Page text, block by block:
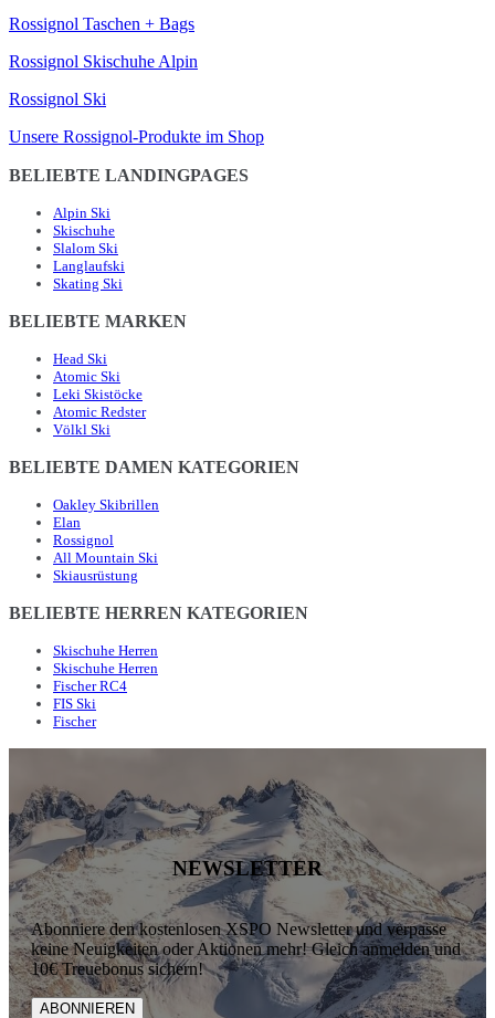
Rossignol Taschen + Bags
Rossignol Skischuhe Alpin
Rossignol Ski
Unsere Rossignol-Produkte im Shop
BELIEBTE LANDINGPAGES
Alpin Ski
Skischuhe
Slalom Ski
Langlaufski
Skating Ski
BELIEBTE MARKEN
Head Ski
Atomic Ski
Leki Skistöcke
Atomic Redster
Völkl Ski
BELIEBTE DAMEN KATEGORIEN
Oakley Skibrillen
Elan
Rossignol
All Mountain Ski
Skiausrüstung
BELIEBTE HERREN KATEGORIEN
Skischuhe Herren
Skischuhe Herren
Fischer RC4
FIS Ski
Fischer
NEWSLETTER
Abonniere den kostenlosen XSPO Newsletter und verpasse
keine Neuigkeiten oder Aktionen mehr! Gleich anmelden und
10€ Treuebonus sichern!
ABONNIEREN